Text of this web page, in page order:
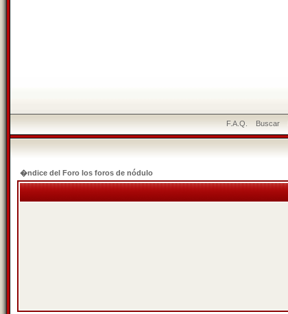
F.A.Q. Buscar
�ndice del Foro los foros de nódulo